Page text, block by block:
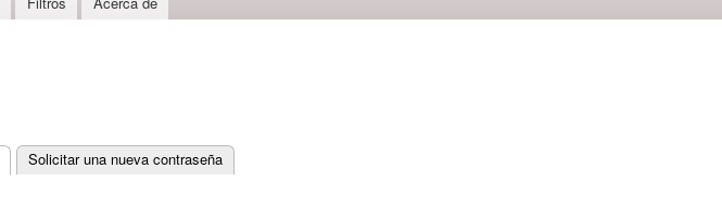
(active tab)
Solicitar una nueva contraseña